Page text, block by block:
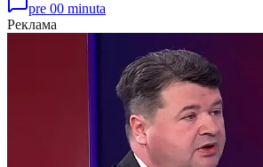
pre 00 minuta
Реклама